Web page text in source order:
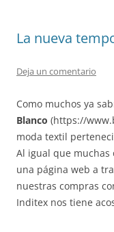
La nueva
Deja un comentario
Como muchos ya
Blanco (https://
moda textil
Al igual que muchas
una página web a
nuestras compras
Inditex nos tiene